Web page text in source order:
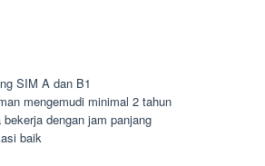
SIM A dan B1
mengemudi minimal 2 tahun
bekerja dengan jam panjang
baik